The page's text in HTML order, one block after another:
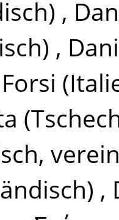
,
,
,